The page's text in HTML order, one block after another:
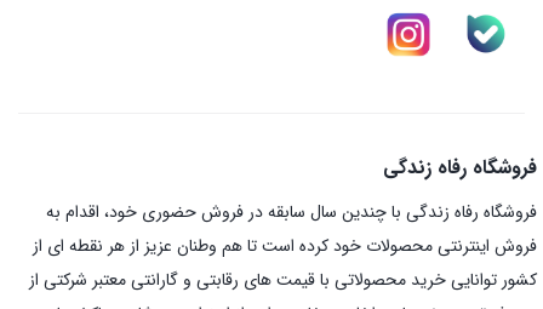
فروشگاه رفاه زندگی
فروشگاه رفاه زندگی با چندین سال سابقه در فروش حضوری خود، اقدام به
فروش اینترنتی محصولات خود کرده است تا هم وطنان عزیز از هر نقطه ای از
کشور توانایی خرید محصولاتی با قیمت های رقابتی و گارانتی معتبر شرکتی از